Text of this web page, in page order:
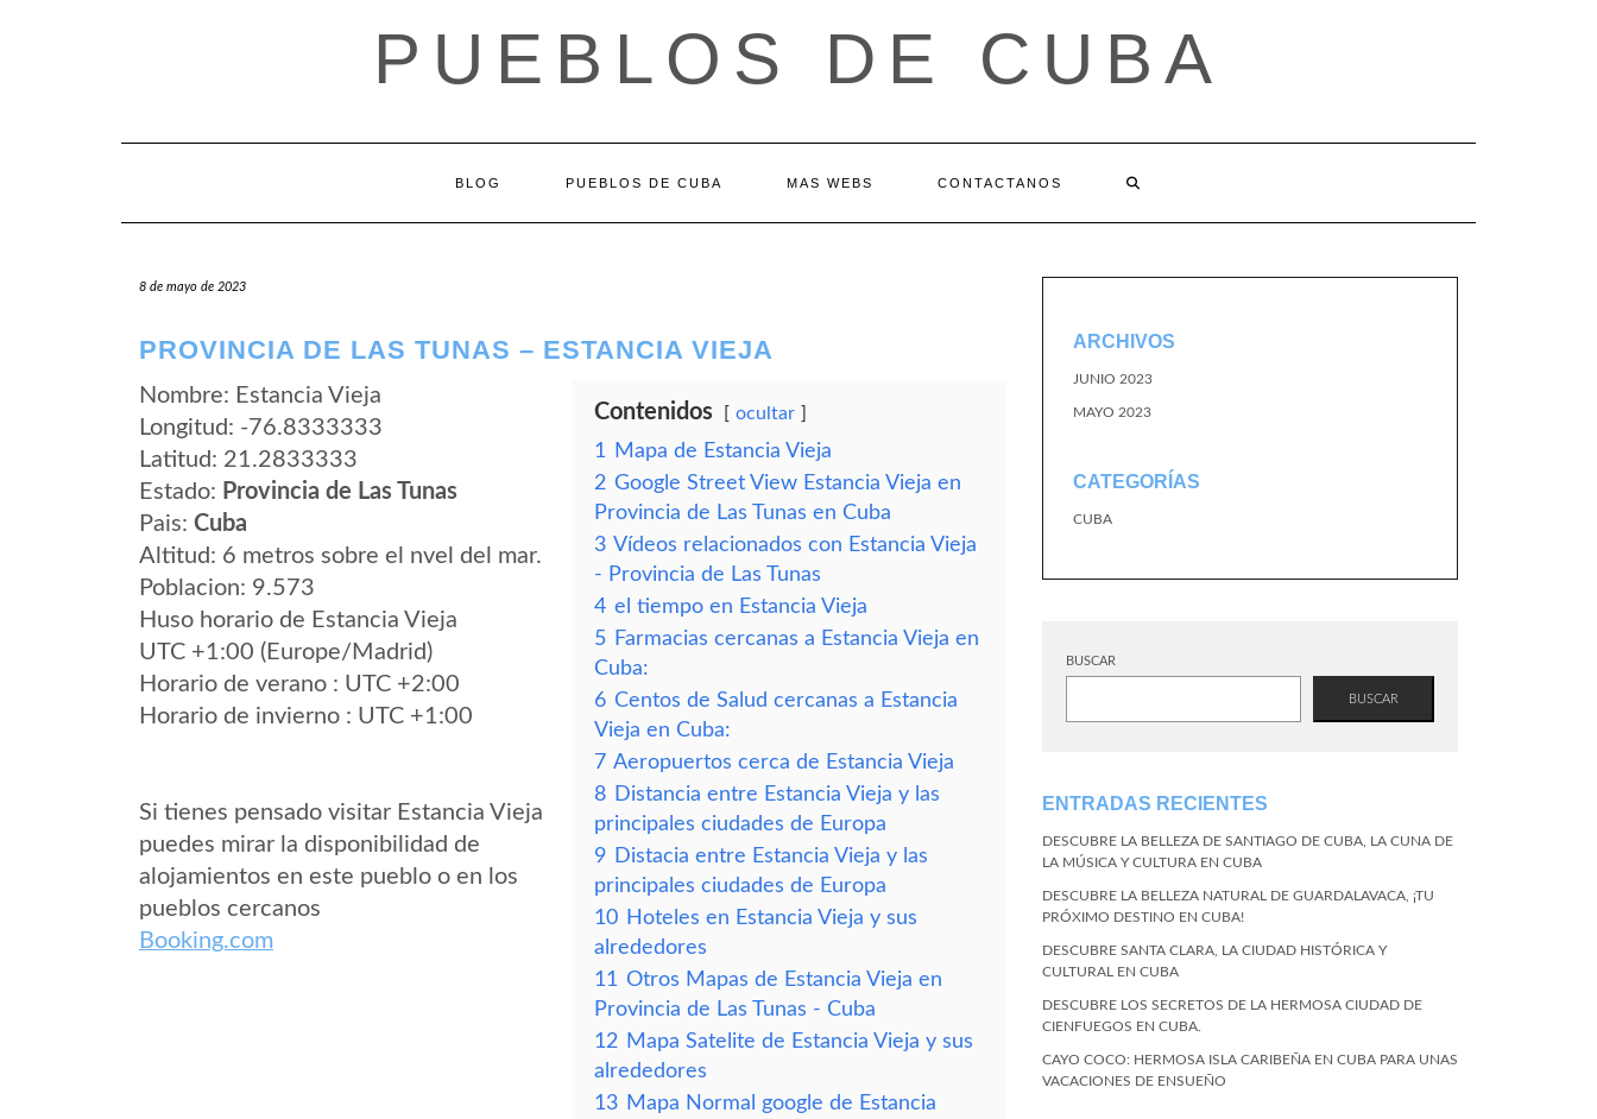
PUEBLOS DE CUBA
BLOG PUEBLOS DE CUBA MAS WEBS CONTACTANOS
8 de mayo de 2023
PROVINCIA DE LAS TUNAS – ESTANCIA VIEJA
Nombre: Estancia Vieja
Longitud: -76.8333333
Latitud: 21.2833333
Estado: Provincia de Las Tunas
Pais: Cuba
Altitud: 6 metros sobre el nvel del mar.
Poblacion: 9.573
Huso horario de Estancia Vieja
UTC +1:00 (Europe/Madrid)
Horario de verano : UTC +2:00
Horario de invierno : UTC +1:00
Si tienes pensado visitar Estancia Vieja
puedes mirar la disponibilidad de
alojamientos en este pueblo o en los
pueblos cercanos
Booking.com
Contenidos ocultar
1
Mapa de Estancia Vieja
2 Google Street View Estancia Vieja en
Provincia de Las Tunas en Cuba
3 Vídeos relacionados con Estancia Vieja
- Provincia de Las Tunas
4 el tiempo en Estancia Vieja
5 Farmacias cercanas a Estancia Vieja en
Cuba:
6 Centos de Salud cercanas a Estancia
Vieja en Cuba:
7 Aeropuertos cerca de Estancia Vieja
8 Distancia entre Estancia Vieja y las
principales ciudades de Europa
9 Distacia entre Estancia Vieja y las
principales ciudades de Europa
10 Hoteles en Estancia Vieja y sus
alrededores
11 Otros Mapas de Estancia Vieja en
Provincia de Las Tunas - Cuba
12 Mapa Satelite de Estancia Vieja y sus
alrededores
13 Mapa Normal google de Estancia
ARCHIVOS
JUNIO 2023
MAYO 2023
CATEGORÍAS
CUBA
BUSCAR
BUSCAR
ENTRADAS RECIENTES
DESCUBRE LA BELLEZA DE SANTIAGO DE CUBA, LA CUNA DE
LA MÚSICA Y CULTURA EN CUBA
DESCUBRE LA BELLEZA NATURAL DE GUARDALAVACA, ¡TU
PRÓXIMO DESTINO EN CUBA!
DESCUBRE SANTA CLARA, LA CIUDAD HISTÓRICA Y
CULTURAL EN CUBA
DESCUBRE LOS SECRETOS DE LA HERMOSA CIUDAD DE
CIENFUEGOS EN CUBA.
CAYO COCO: HERMOSA ISLA CARIBEÑA EN CUBA PARA UNAS
VACACIONES DE ENSUEÑO